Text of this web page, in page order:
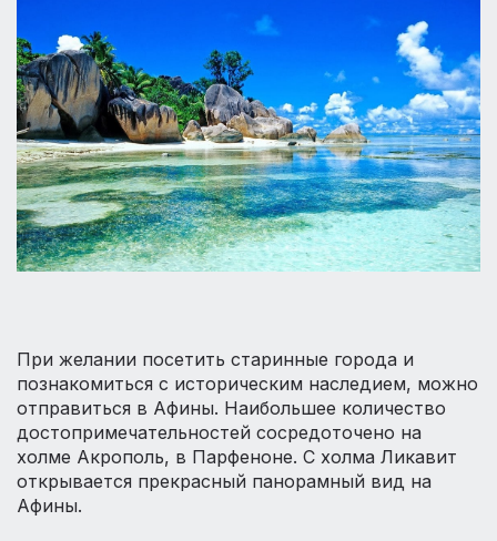
При желании посетить старинные города и
познакомиться с историческим наследием, можно
отправиться в Афины. Наибольшее количество
достопримечательностей сосредоточено на
холме Акрополь, в Парфеноне. С холма Ликавит
открывается прекрасный панорамный вид на
Афины.